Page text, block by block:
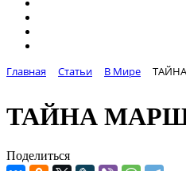
Главная Статьи В Мире
ТАЙНА
Поделиться